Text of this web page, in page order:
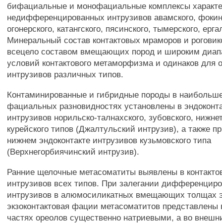
бифациальные и монофациальные комплексы
недифференцированных интрузивов авамского,
огонерского, катангского, пясинского, тымерского,
Минеральный состав контактовых мраморов и
всецело составом вмещающих пород и широким
условий контактового метаморфизма и одинаков для
интрузивов различных типов.
Контаминированные и гибридные породы в
фациальных разновидностях установлены в
интрузивов норильско-талнахского, зубовского,
курейского типов (Джалтульский интрузив), а также
нижнем эндоконтакте интрузивов кузьмовского типа
(Верхнегорбиячинский интрузив).
Ранние щелочные метасоматиты выявлены в
интрузивов всех типов. При залегании
интрузивов в алюмосиликатных вмещающих толщах
экзоконтактовая фации метасоматитов представлены
частях ореолов существенно натриевыми, а во